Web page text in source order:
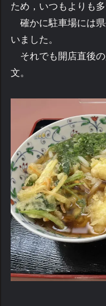
ため，いつもよりも
確かに駐車場には
いました。
それでも開店直後
文。